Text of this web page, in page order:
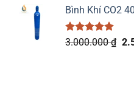
5 sao
là:
Bình Khí CO2
Được xếp
3.000.000₫